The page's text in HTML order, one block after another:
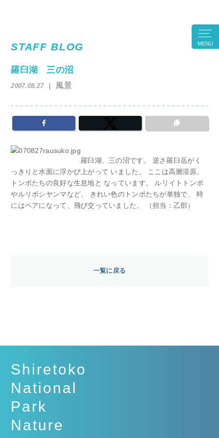
STAFF BLOG
羅臼湖 三の沼
2007.08.27 風景
羅臼湖、三の沼です。 逆さ羅臼岳がく
っきりと水面に浮かび上がって いました。 ここは高層湿原、
トンボたちの良好な生息地と なっています。 ルリイトトンボ
やルリボシヤンマなど、 きれい色のトンボたちが単独で、 時
にはペアになって、飛び交っていました。 （担当：乙部）
一覧に戻る
Shiretoko
National
Park
Nature
MENU